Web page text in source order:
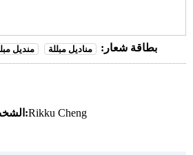
بطاقة شعار: مناديل مبللة منديل
الشخص الذي يمكن الاتصال به:Rikku Cheng